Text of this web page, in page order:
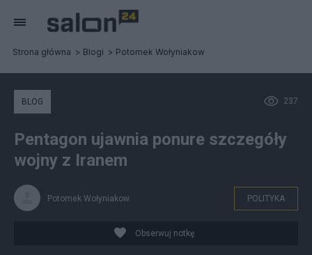
Strona główna Blogi Potomek Wołyniakow
237
BLOG
Pentagon ujawnia ponure szczegóły
wojny z Iranem
Potomek Wołyniakow POLITYKA
Obserwuj notkę